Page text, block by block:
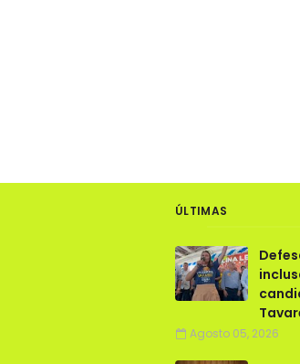
ÚLTIMAS
Agosto 05, 2026